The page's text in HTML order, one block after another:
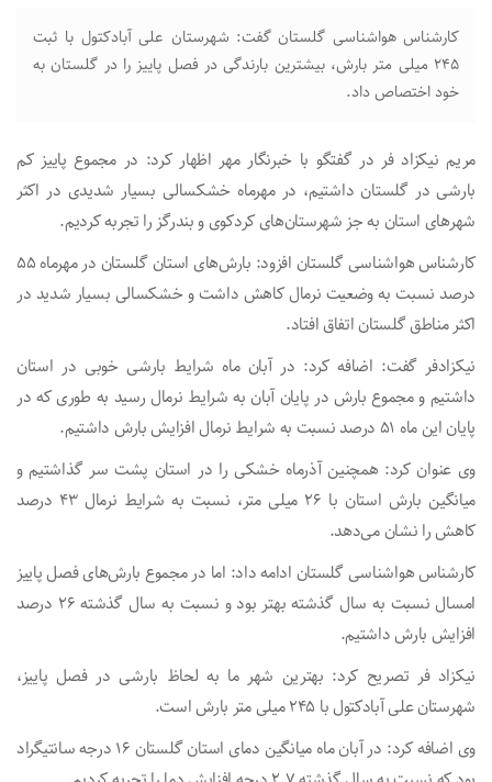
کارشناس هواشناسی گلستان گفت: شهرستان علی آبادکتول با ثبت
۲۴۵ میلی متر بارش، بیشترین بارندگی در فصل پاییز را در گلستان به
خود اختصاص داد.
مریم نیکزاد فر در گفتگو با خبرنگار مهر اظهار کرد: در مجموع پاییز کم
بارشی در گلستان داشتیم، در مهرماه خشکسالی بسیار شدیدی در اکثر
شهرهای استان به جز شهرستان‌های کردکوی و بندرگز را تجربه کردیم.
کارشناس هواشناسی گلستان افزود: بارش‌های استان گلستان در مهرماه ۵۵
درصد نسبت به وضعیت نرمال کاهش داشت و خشکسالی بسیار شدید در
اکثر مناطق گلستان اتفاق افتاد.
نیکزادفر گفت: اضافه کرد: در آبان ماه شرایط بارشی خوبی در استان
داشتیم و مجموع بارش در پایان آبان به شرایط نرمال رسید به طوری که در
پایان این ماه ۵۱ درصد نسبت به شرایط نرمال افزایش بارش داشتیم.
وی عنوان کرد: همچنین آذرماه خشکی را در استان پشت سر گذاشتیم و
میانگین بارش استان با ۲۶ میلی متر، نسبت به شرایط نرمال ۴۳ درصد
کاهش را نشان می‌دهد.
کارشناس هواشناسی گلستان ادامه داد: اما در مجموع بارش‌های فصل پاییز
امسال نسبت به سال گذشته بهتر بود و نسبت به سال گذشته ۲۶ درصد
افزایش بارش داشتیم.
نیکزاد فر تصریح کرد: بهترین شهر ما به لحاظ بارشی در فصل پاییز،
شهرستان علی آبادکتول با ۲۴۵ میلی متر بارش است.
وی اضافه کرد: در آبان ماه میانگین دمای استان گلستان ۱۶ درجه سانتیگراد